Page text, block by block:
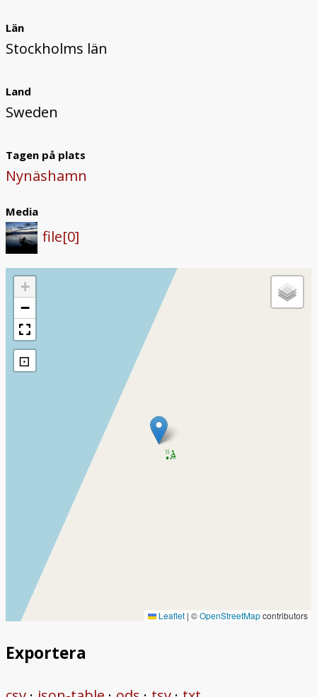
Län
Stockholms län
Land
Sweden
Tagen på plats
Nynäshamn
Media
file[0]
+
−
⊡
Leaflet | ©OpenStreetMapcontributors
Exportera